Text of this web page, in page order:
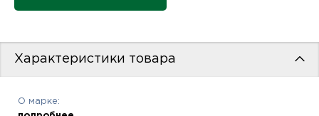
Характеристики товара
О марке: